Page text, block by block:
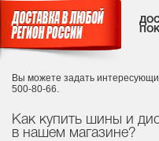
Как купить шины и
в нашем магазине?
Вы можете задать
500-80-66.